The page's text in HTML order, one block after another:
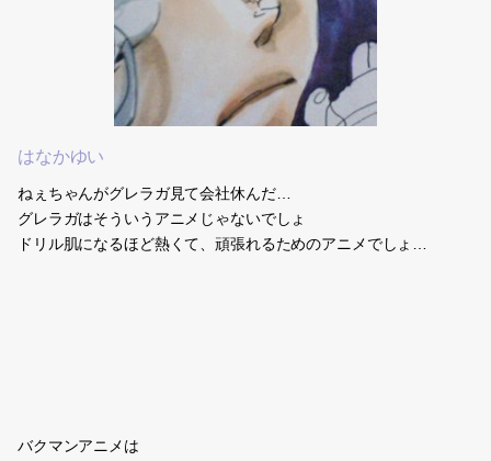
はなかゆい
ねぇちゃんがグレラガ見て会社休んだ…
グレラガはそういうアニメじゃないでしょ
ドリル肌になるほど熱くて、頑張れるためのアニメでしょ…
バクマンアニメは